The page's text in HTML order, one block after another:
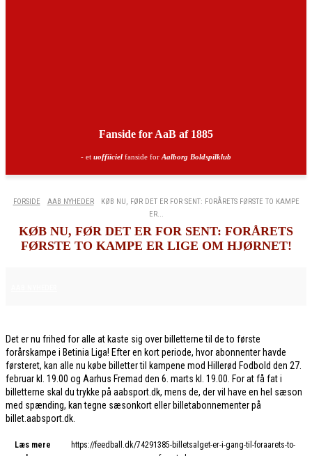
Fanside for AaB af 1885
- et uoffiiciel fanside for Aalborg Boldspilklub
FORSIDE AAB NYHEDER
KØB NU, FØR DET ER FOR SENT: FORÅRETS FØRSTE TO KAMPE
ER...
KØB NU, FØR DET ER FOR SENT: FORÅRETS
FØRSTE TO KAMPE ER LIGE OM HJØRNET!
Det er nu frihed for alle at kaste sig over billetterne til de to første
forårskampe i Betinia Liga! Efter en kort periode, hvor abonnenter havde
førsteret, kan alle nu købe billetter til kampene mod Hillerød Fodbold den 27.
februar kl. 19.00 og Aarhus Fremad den 6. marts kl. 19.00. For at få fat i
billetterne skal du trykke på aabsport.dk, mens de, der vil have en hel sæson
med spænding, kan tegne sæsonkort eller billetabonnementer på
billet.aabsport.dk.
Læs mere
https://feedball.dk/74291385-billetsalget-er-i-gang-til-foraarets-to-